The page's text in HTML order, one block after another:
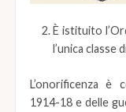
È istituito
l’unica classe
L’onorificenza è
1914-18 e delle